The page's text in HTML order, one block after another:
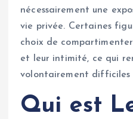
nécessairement une
vie privée. Certaines
choix de
et leur intimité, ce qui
volontairement difficiles
Qui est